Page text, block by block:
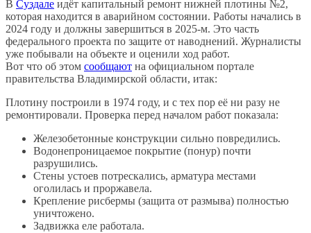
В Суздале идёт капитальный ремонт нижней плотины №2,
которая находится в аварийном состоянии. Работы начались в
2024 году и должны завершиться в 2025-м. Это часть
федерального проекта по защите от наводнений. Журналисты
уже побывали на объекте и оценили ход работ.
Вот что об этом сообщают на официальном портале
правительства Владимирской области, итак:
Плотину построили в 1974 году, и с тех пор её ни разу не
ремонтировали. Проверка перед началом работ показала:
Железобетонные конструкции сильно повредились.
Водонепроницаемое покрытие (понур) почти
разрушились.
Стены устоев потрескались, арматура местами
оголилась и проржавела.
Крепление рисбермы (защита от размыва) полностью
уничтожено.
Задвижка еле работала.